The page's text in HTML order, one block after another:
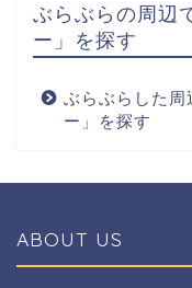
ぶらぶらの周辺
ー」を探す
ぶらぶらした周
ー」を探す
ABOUT US